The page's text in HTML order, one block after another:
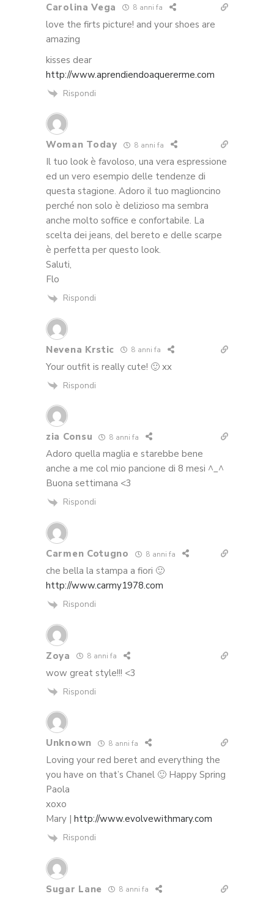
Carolina Vega 8 anni fa
love the firts picture! and your shoes are
amazing
kisses dear
http://www.aprendiendoaquererme.com
Rispondi
Woman Today 8 anni fa
Il tuo look è favoloso, una vera espressione
ed un vero esempio delle tendenze di
questa stagione. Adoro il tuo maglioncino
perché non solo è delizioso ma sembra
anche molto soffice e confortabile. La
scelta dei jeans, del bereto e delle scarpe
è perfetta per questo look.
Saluti,
Flo
Rispondi
Nevena Krstic 8 anni fa
Your outfit is really cute! 🙂 xx
Rispondi
zia Consu 8 anni fa
Adoro quella maglia e starebbe bene
anche a me col mio pancione di 8 mesi ^_^
Buona settimana <3
Rispondi
Carmen Cotugno 8 anni fa
che bella la stampa a fiori 🙂
http://www.carmy1978.com
Rispondi
Zoya 8 anni fa
wow great style!!! <3
Rispondi
Unknown 8 anni fa
Loving your red beret and everything the
you have on that’s Chanel 🙂 Happy Spring
Paola
xoxo
Mary | http://www.evolvewithmary.com
Rispondi
Sugar Lane 8 anni fa